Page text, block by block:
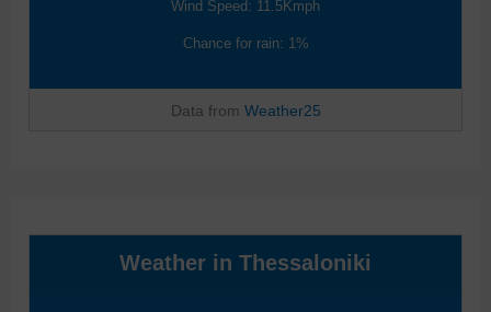
Wind Speed: 11.5Kmph
Chance for rain: 1%
Data from Weather25
Weather in Thessaloniki